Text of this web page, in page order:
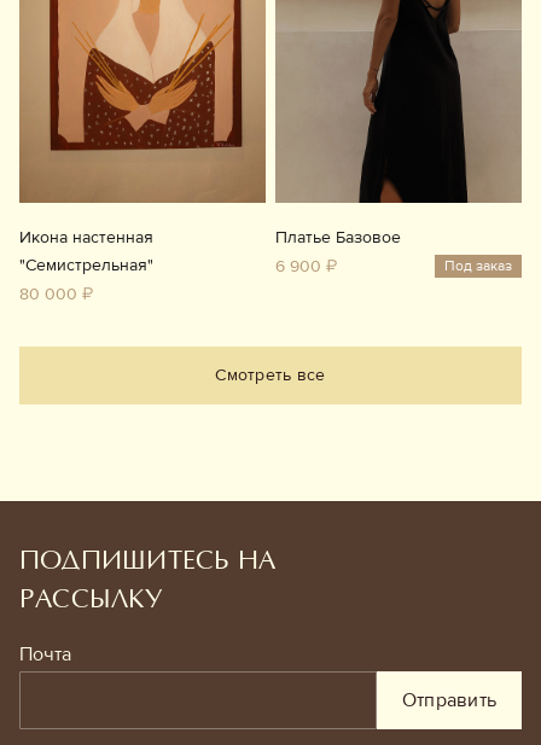
Икона настенная
"Семистрельная"
80 000 ₽
Платье Базовое
6 900 ₽
Под заказ
Смотреть все
ПОДПИШИТЕСЬ НА
РАССЫЛКУ
Почта
Отправить